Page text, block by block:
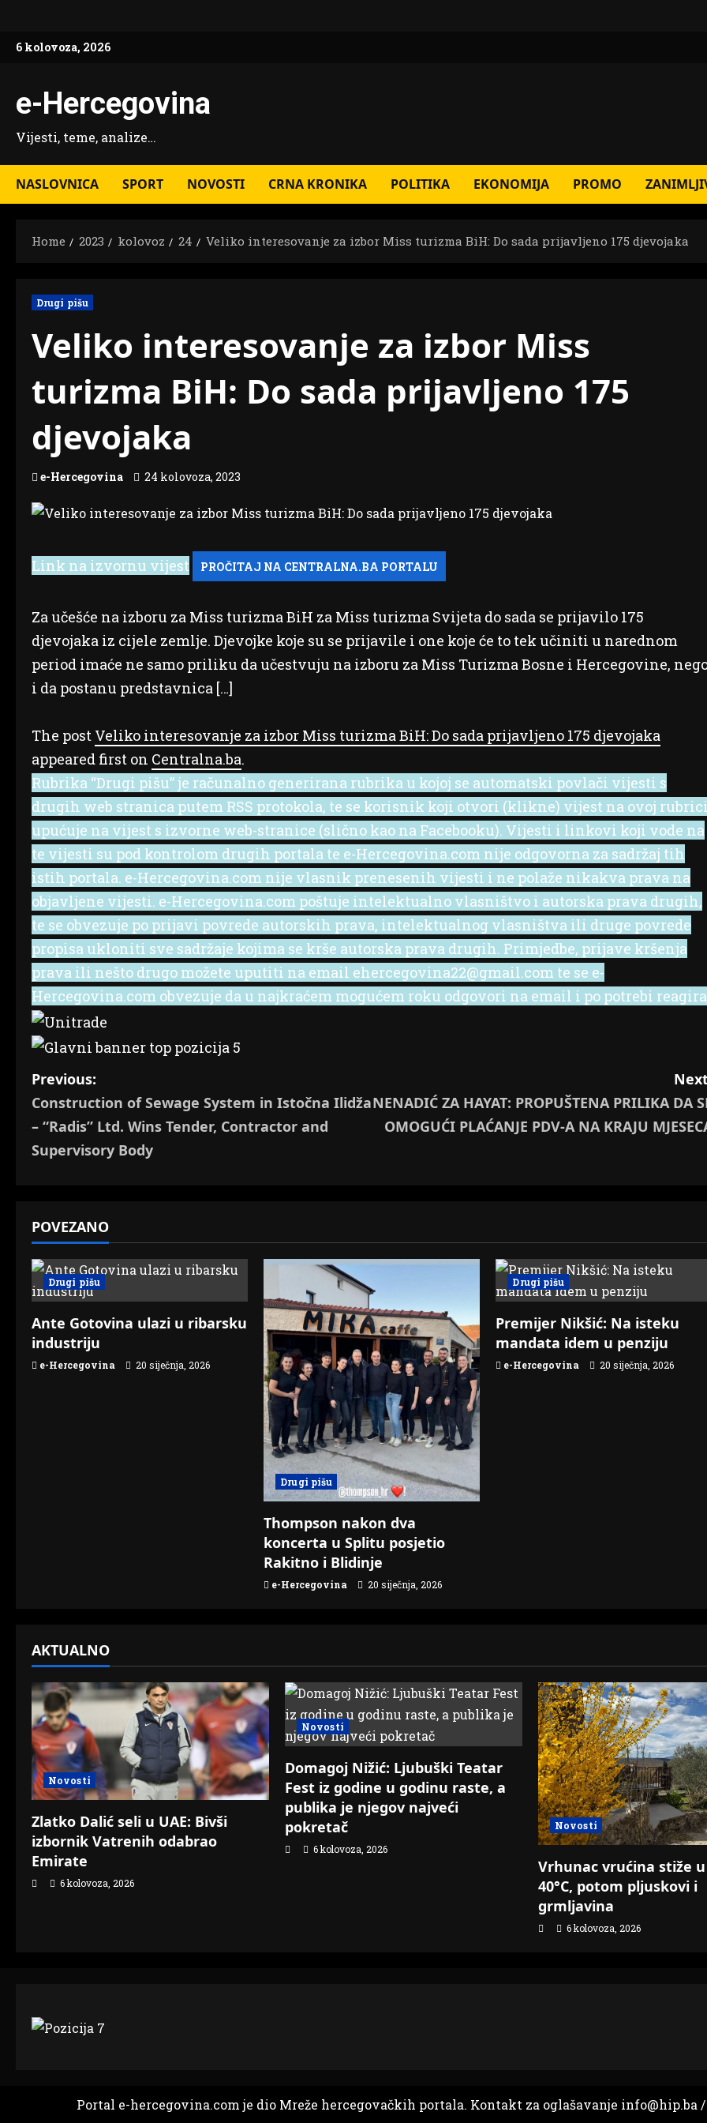
content
6 kolovoza, 2026
e-Hercegovina
Vijesti, teme, analize…
NASLOVNICA SPORT NOVOSTI CRNA KRONIKA POLITIKA EKONOMIJA PROMO
Home 2023 kolovoz 24 Veliko interesovanje za izbor Miss turizma BiH: Do sada prijavljeno 175 djevojaka
Drugi pišu
Veliko interesovanje za izbor Miss
turizma BiH: Do sada prijavljeno 175
djevojaka
e-Hercegovina 24 kolovoza, 2023
Link na izvornu vijest
Za učešće na izboru za Miss turizma BiH za Miss turizma Svijeta do sada se prijavilo 175
djevojaka iz cijele zemlje. Djevojke koje su se prijavile i one koje će to tek učiniti u narednom
period imaće ne samo priliku da učestvuju na izboru za Miss Turizma Bosne i Hercegovine,
i da postanu predstavnica […]
The post Veliko interesovanje za izbor Miss turizma BiH: Do sada prijavljeno 175 djevojaka
appeared first on Centralna.ba.
Rubrika “Drugi pišu” je računalno generirana rubrika u kojoj se automatski povlači vijesti s
drugih web stranica putem RSS protokola, te se korisnik koji otvori (klikne) vijest na ovoj
upućuje na vijest s izvorne web-stranice (slično kao na Facebooku). Vijesti i linkovi koji vode na
te vijesti su pod kontrolom drugih portala te e-Hercegovina.com nije odgovorna za sadržaj tih
istih portala. e-Hercegovina.com nije vlasnik prenesenih vijesti i ne polaže nikakva prava na
objavljene vijesti. e-Hercegovina.com poštuje intelektualno vlasništvo i autorska prava drugih,
te se obvezuje po prijavi povrede autorskih prava, intelektualnog vlasništva ili druge povrede
propisa ukloniti sve sadržaje kojima se krše autorska prava drugih. Primjedbe, prijave kršenja
prava ili nešto drugo možete uputiti na email ehercegovina22@gmail.com te se e-
Hercegovina.com obvezuje da u najkraćem mogućem roku odgovori na email i po potrebi
P
o
s
n
a
v
i
g
Previous:
Construction of Sewage System in Istočna Ilidža
– “Radis” Ltd. Wins Tender, Contractor and
Supervisory Body
NENADIĆ ZA HAYAT: PROPUŠTENA PRILIKA DA
OMOGUĆI PLAĆANJE PDV-A NA KRAJU
POVEZANO
Drugi pišu
Ante Gotovina ulazi u ribarsku
industriju
e-Hercegovina 20 siječnja, 2026
Drugi pišu
Thompson nakon dva
koncerta u Splitu posjetio
Rakitno i Blidinje
e-Hercegovina 20 siječnja, 2026
Drugi pišu
Premijer Nikšić: Na isteku
mandata idem u penziju
e-Hercegovina 20 siječnja, 2026
AKTUALNO
Novosti
Zlatko Dalić seli u UAE: Bivši
izbornik Vatrenih odabrao
Emirate
6 kolovoza, 2026
Novosti
Domagoj Nižić: Ljubuški Teatar
Fest iz godine u godinu raste, a
publika je njegov najveći
pokretač
6 kolovoza, 2026
Novosti
Vrhunac vrućina stiže u
40°C, potom pljuskovi i
grmljavina
6 kolovoza, 2026
Portal e-hercegovina.com je dio Mreže hercegovačkih portala. Kontakt za oglašavanje info@hip.ba /